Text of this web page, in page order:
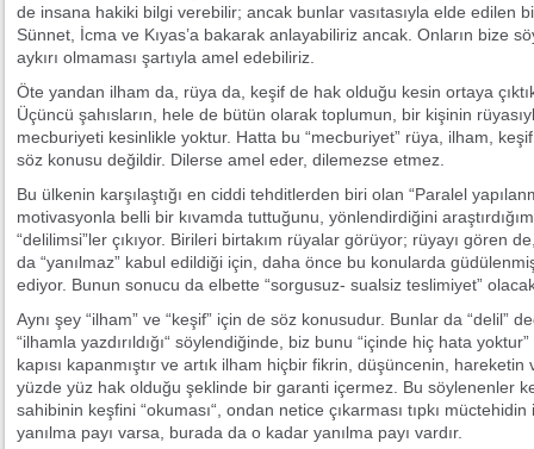
de insana hakiki bilgi verebilir; ancak bunlar vasıtasıyla elde edilen
Sünnet, İcma ve Kıyas’a bakarak anlayabiliriz ancak. Onların bize
aykırı olmaması şartıyla amel edebiliriz.
Öte yandan ilham da, rüya da, keşif de hak olduğu kesin ortaya
Üçüncü şahısların, hele de bütün olarak toplumun, bir kişinin
mecburiyeti kesinlikle yoktur. Hatta bu “mecburiyet” rüya, ilham,
söz konusu değildir. Dilerse amel eder, dilemezse etmez.
Bu ülkenin karşılaştığı en ciddi tehditlerden biri olan “Paralel
motivasyonla belli bir kıvamda tuttuğunu, yönlendirdiğini
“delilimsi”ler çıkıyor. Birileri birtakım rüyalar görüyor; rüyayı gören
da “yanılmaz” kabul edildiği için, daha önce bu konularda
ediyor. Bunun sonucu da elbette “sorgusuz- sualsiz teslimiyet”
Aynı şey “ilham” ve “keşif” için de söz konusudur. Bunlar da “delil”
“ilhamla yazdırıldığı“ söylendiğinde, biz bunu “içinde hiç hata
kapısı kapanmıştır ve artık ilham hiçbir fikrin, düşüncenin,
yüzde yüz hak olduğu şeklinde bir garanti içermez. Bu söylenenler
sahibinin keşfini “okuması“, ondan netice çıkarması tıpkı
yanılma payı varsa, burada da o kadar yanılma payı vardır.